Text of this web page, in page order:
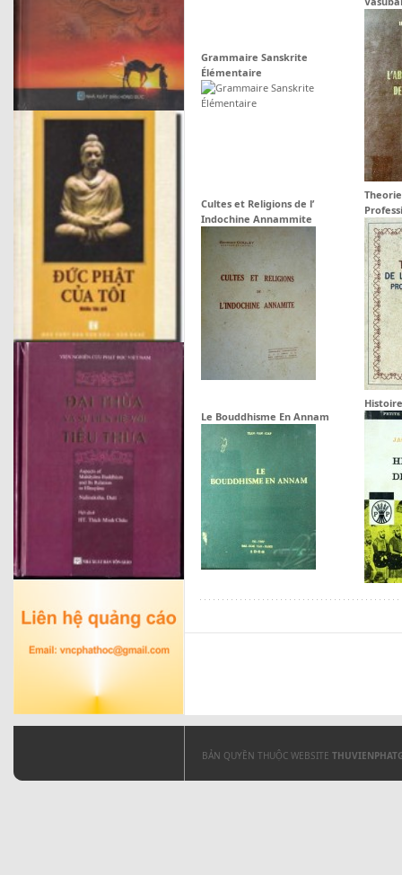
Grammaire Sanskrite
Élémentaire
Cultes et Religions de l’
Indochine Annammite
Le Bouddhisme En Annam
BẢN QUYỀN THUỘC WEBSITE